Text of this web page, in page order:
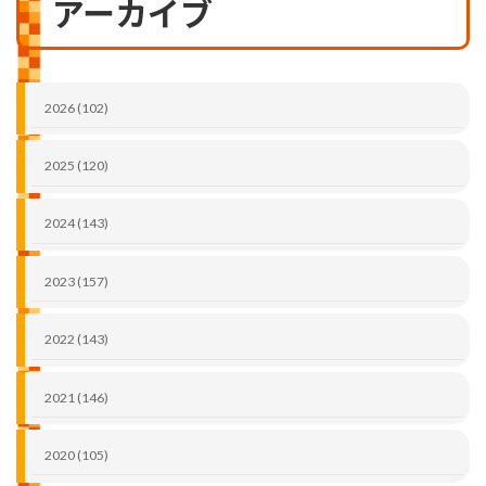
アーカイブ
2026 (102)
2025 (120)
2024 (143)
2023 (157)
2022 (143)
2021 (146)
2020 (105)